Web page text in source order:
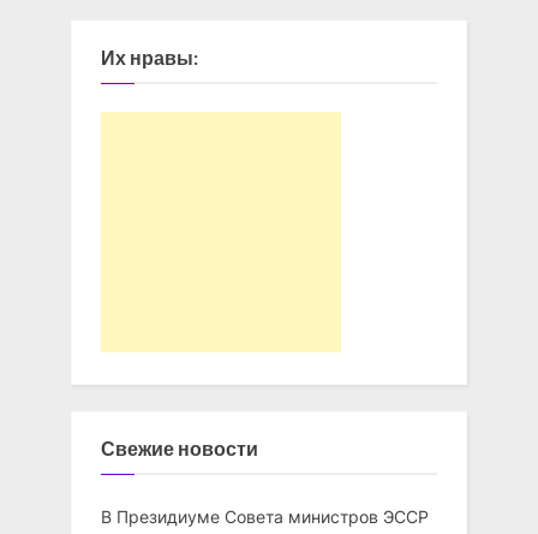
Их нравы:
Свежие новости
В Президиуме Совета министров ЭССР